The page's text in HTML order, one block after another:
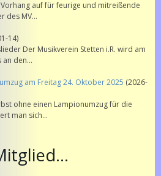
auf für feurige und mitreißende
des MV...
14)
Der Musikverein Stetten i.R. wird am
an den...
am Freitag 24. Oktober 2025 (2026-
ohne einen Lampionumzug für die
man sich...